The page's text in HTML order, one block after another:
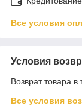
Все условия
Условия
Возврат товара
Все условия